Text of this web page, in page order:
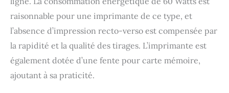
raisonnable pour une imprimante de ce type, et
l’absence d’impression recto-verso est compensée par
la rapidité et la qualité des tirages. L’imprimante est
également dotée d’une fente pour carte mémoire,
ajoutant à sa praticité.